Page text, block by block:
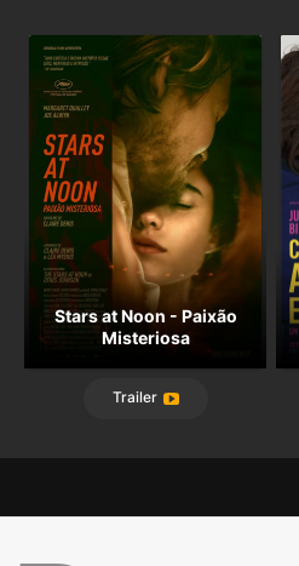
Stars at Noon - Paixão
Misteriosa
Trailer